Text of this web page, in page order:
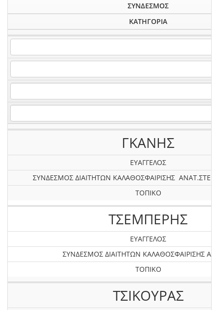
ΣΥΝΔΕΣΜΟΣ
ΚΑΤΗΓΟΡΙΑ
ΓΚΑΝΗΣ
ΕΥΑΓΓΕΛΟΣ
ΣΥΝΔΕΣΜΟΣ ΔΙΑΙΤΗΤΩΝ ΚΑΛΑΘΟΣΦΑΙΡΙΣΗΣ
ΤΟΠΙΚΟ
ΤΣΕΜΠΕΡΗΣ
ΕΥΑΓΓΕΛΟΣ
ΣΥΝΔΕΣΜΟΣ ΔΙΑΙΤΗΤΩΝ ΚΑΛΑΘΟΣΦΑΙΡΙΣΗΣ
ΤΟΠΙΚΟ
ΤΣΙΚΟΥΡΑΣ